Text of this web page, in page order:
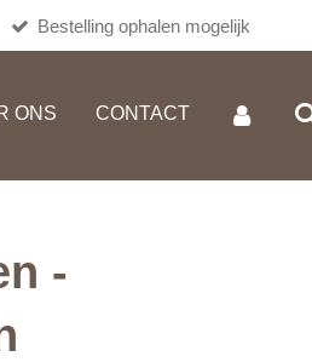
Bestelling ophalen mogelijk
ONS CONTACT
-